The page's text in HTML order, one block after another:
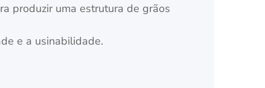
produzir uma estrutura de grãos
e a usinabilidade.